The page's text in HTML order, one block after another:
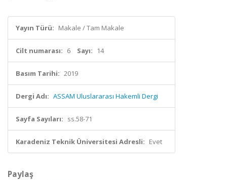
Yayın Türü: Makale / Tam Makale
Cilt numarası: 6 Sayı: 14
Basım Tarihi: 2019
Dergi Adı: ASSAM Uluslararası Hakemli Dergi
Sayfa Sayıları: ss.58-71
Karadeniz Teknik Üniversitesi Adresli: Evet
Paylaş